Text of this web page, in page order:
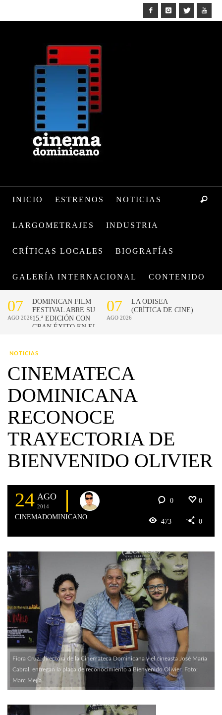
INICIO ESTRENOS NOTICIAS
LARGOMETRAJES INDUSTRIA
CRÍTICAS LOCALES BIOGRAFÍAS
GALERÍA INTERNACIONAL CONTENIDO
NOTICIAS
CINEMATECA
DOMINICANA
RECONOCE
TRAYECTORIA DE
BIENVENIDO OLIVIER
24 AGO
2014
CINEMADOMINICANO
0 0
473 0
Fiora Cruz, directora de la Cinemateca Dominicana y el cineasta José María
Cabral, entregan la placa de reconocimiento a Bienvenido Olivier. Foto:
Marc Mejía.